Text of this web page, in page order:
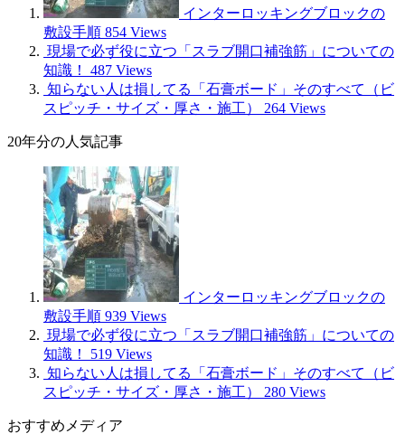
インターロッキングブロックの
敷設手順 854 Views
現場で必ず役に立つ「スラブ開口補強筋」についての
知識！
487 Views
知らない人は損してる「石膏ボード」そのすべて（ビ
スピッチ・サイズ・厚さ・施工）
264 Views
20年分の人気記事
インターロッキングブロックの
敷設手順 939 Views
現場で必ず役に立つ「スラブ開口補強筋」についての
知識！
519 Views
知らない人は損してる「石膏ボード」そのすべて（ビ
スピッチ・サイズ・厚さ・施工）
280 Views
おすすめメディア